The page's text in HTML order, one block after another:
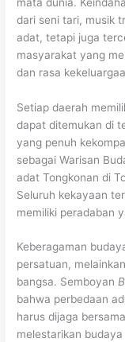
dari seni tari, musik
adat, tetapi juga
masyarakat yang
dan rasa
Setiap daerah
dapat ditemukan di
yang penuh
sebagai Warisan
adat Tongkonan di
Seluruh kekayaan
memiliki peradaban
Keberagaman
persatuan,
bangsa. Semboyan
bahwa perbedaan
harus dijaga
melestarikan